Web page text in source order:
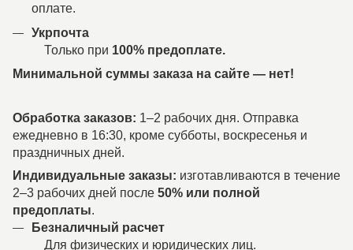
оплате.
Укрпочта
Только при 100% предоплате.
Минимальной суммы заказа на сайте — нет!
Обработка заказов: 1–2 рабочих дня. Отправка
ежедневно в 16:30, кроме субботы, воскресенья и
праздничных дней.
Индивидуальные заказы: изготавливаются в течение
2–3 рабочих дней после 50% или полной
предоплаты.
Безналичный расчет
Для физических и юридических лиц.